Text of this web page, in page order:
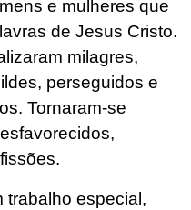
e mulheres que
de Jesus Cristo.
milagres,
perseguidos e
Tornaram-se
trabalho especial,